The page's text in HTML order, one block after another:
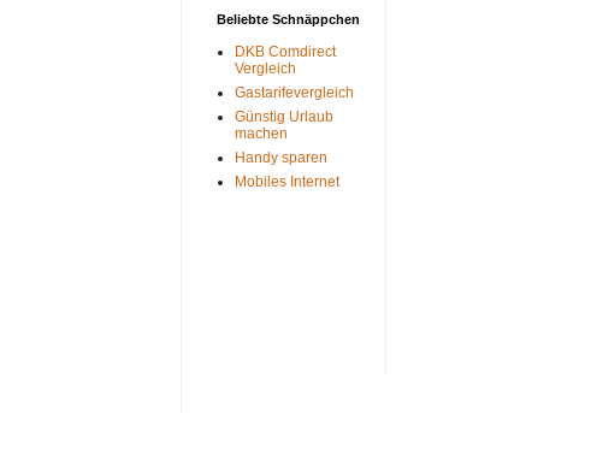
Beliebte Schnäppchen
DKB Comdirect
Vergleich
Gastarifevergleich
Günstig Urlaub
machen
Handy sparen
Mobiles Internet